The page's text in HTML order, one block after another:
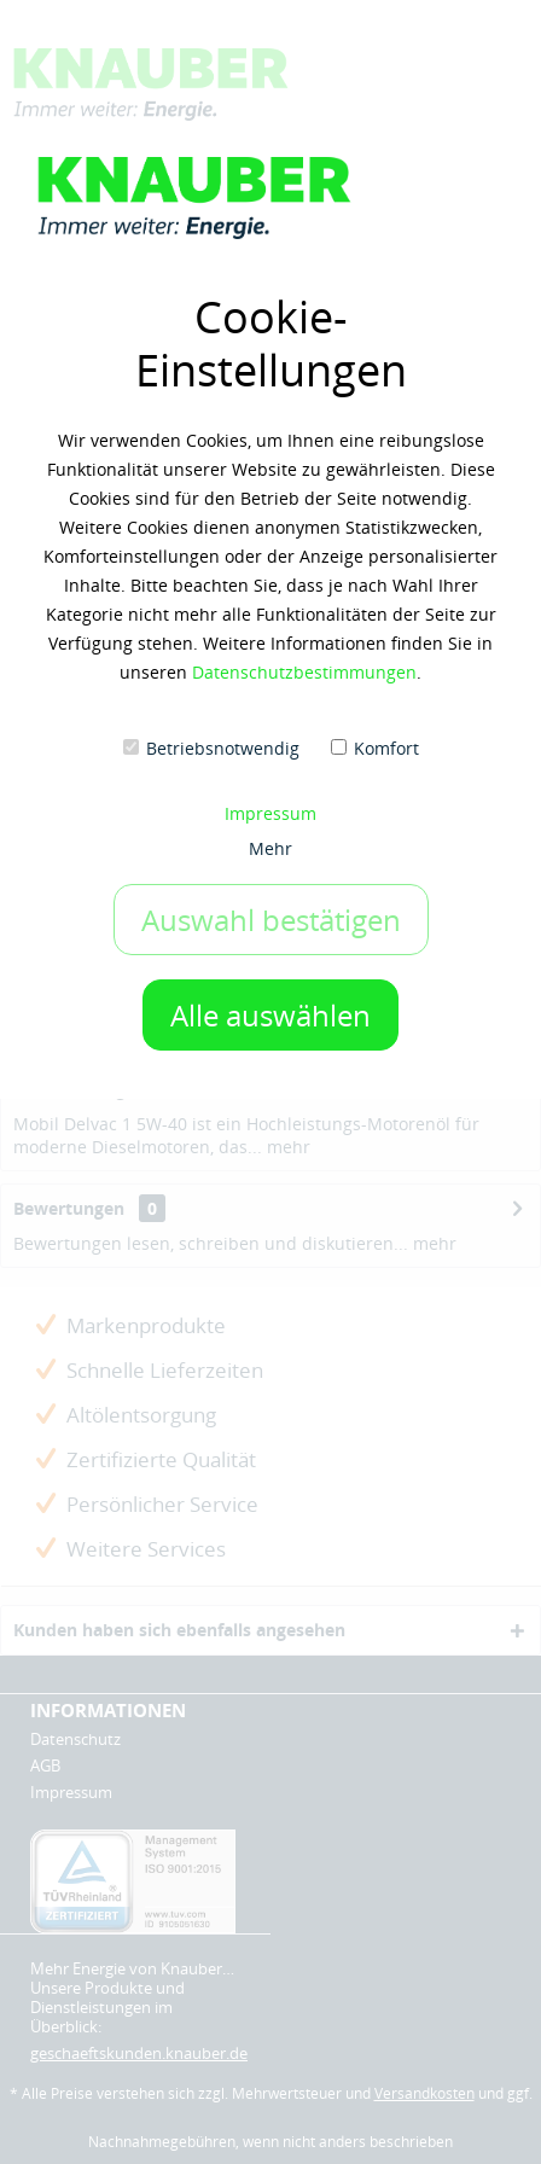
Cookie-
Einstellungen
Wir verwenden Cookies, um Ihnen eine reibungslose
Funktionalität unserer Website zu gewährleisten. Diese
Cookies sind für den Betrieb der Seite notwendig.
Weitere Cookies dienen anonymen Statistikzwecken,
Komforteinstellungen oder der Anzeige personalisierter
Inhalte. Bitte beachten Sie, dass je nach Wahl Ihrer
Kategorie nicht mehr alle Funktionalitäten der Seite zur
Verfügung stehen. Weitere Informationen finden Sie in
unseren Datenschutzbestimmungen.
Betriebsnotwendig Komfort
Impressum
Mehr
Auswahl bestätigen
Alle auswählen
Menü
Übersicht Motorenöle
MOBIL DELVAC 1 SAE 5W40
197,70 € * (12,36 € / 1 Liter)
Inhalt: 16 Liter
x5521
IN DEN WARENKORB
Auf den Merkzettel
Mobil Delvac 1 5W-40 ist ein Hochleistungs-Motorenöl für
moderne Dieselmotoren, das... mehr
Bewertungen
0
Bewertungen lesen, schreiben und diskutieren... mehr
Markenprodukte
Schnelle Lieferzeiten
Altölentsorgung
Zertifizierte Qualität
Persönlicher Service
Weitere Services
Kunden haben sich ebenfalls angesehen
INFORMATIONEN
Datenschutz
AGB
Impressum
Mehr Energie von Knauber…
Unsere Produkte und
Dienstleistungen im
Überblick:
geschaeftskunden.knauber.de
* Alle Preise verstehen sich zzgl. Mehrwertsteuer und Versandkosten und ggf.
Nachnahmegebühren, wenn nicht anders beschrieben